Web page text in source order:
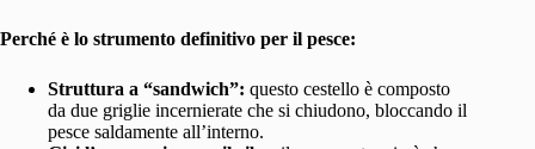
Perché è lo strumento definitivo per il pesce:
Struttura a “sandwich”: questo cestello è composto
da due griglie incernierate che si chiudono, bloccando il
pesce saldamente all’interno.